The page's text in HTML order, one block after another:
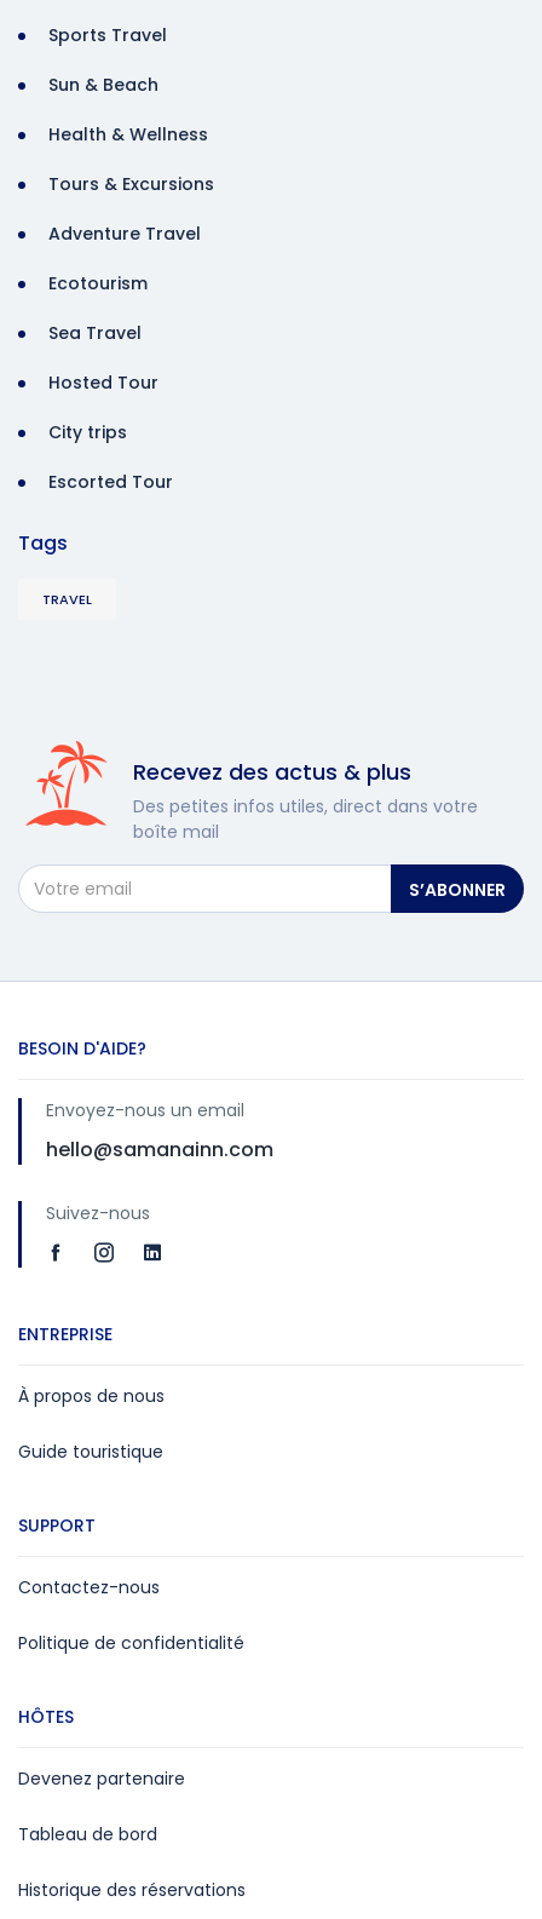
Sports Travel
Sun & Beach
Health & Wellness
Tours & Excursions
Adventure Travel
Ecotourism
Sea Travel
Hosted Tour
City trips
Escorted Tour
Tags
TRAVEL
Recevez des actus & plus
Des petites infos utiles, direct dans votre
boîte mail
S’ABONNER
BESOIN D'AIDE?
Envoyez-nous un email
hello@samanainn.com
Suivez-nous
ENTREPRISE
À propos de nous
Guide touristique
SUPPORT
Contactez-nous
Politique de confidentialité
HÔTES
Devenez partenaire
Tableau de bord
Historique des réservations